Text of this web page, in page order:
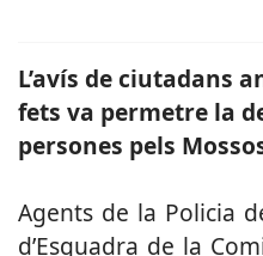
L’avís de ciutadans
fets va permetre la
persones pels
Agents de la Policia
d’Esquadra de la